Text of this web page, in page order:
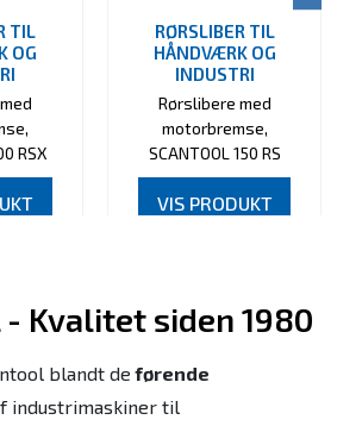
TIL
OG
RSX
RØRSLIBER TIL
HÅNDVÆRK OG
INDUSTRI
Rørslibere med
motorbremse,
SCANTOOL 150 RS
VIS PRODUKT
Kvalitet siden 1980
blandt de førende
industrimaskiner til